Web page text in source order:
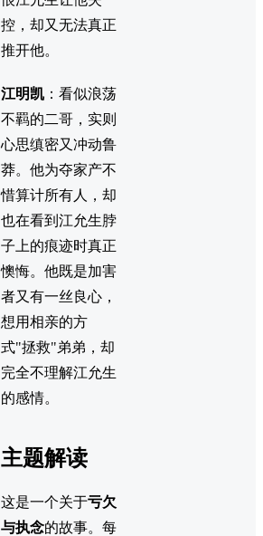
控，却又无法真正
推开他。
江明凯 ：看似浪荡
不羁的二哥，实则
心思缜密又冲动鲁
莽。他为夺家产不
惜算计所有人，却
也在看到江允生脖
子上的痕迹时真正
懊悔。他既是加害
者又有一丝良心，
想用相亲的方
式"拯救"弟弟，却
完全不理解江允生
的感情。
主题解读
这是一个关于亏欠
与执念的故事。每